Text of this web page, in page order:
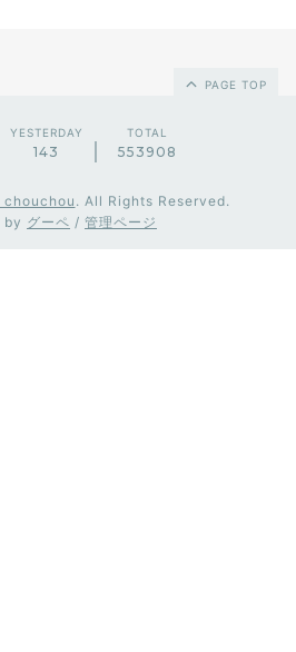
PAGE TOP
YESTERDAY
143
TOTAL
553908
. All Rights Reserved.
by グーペ / 管理ページ